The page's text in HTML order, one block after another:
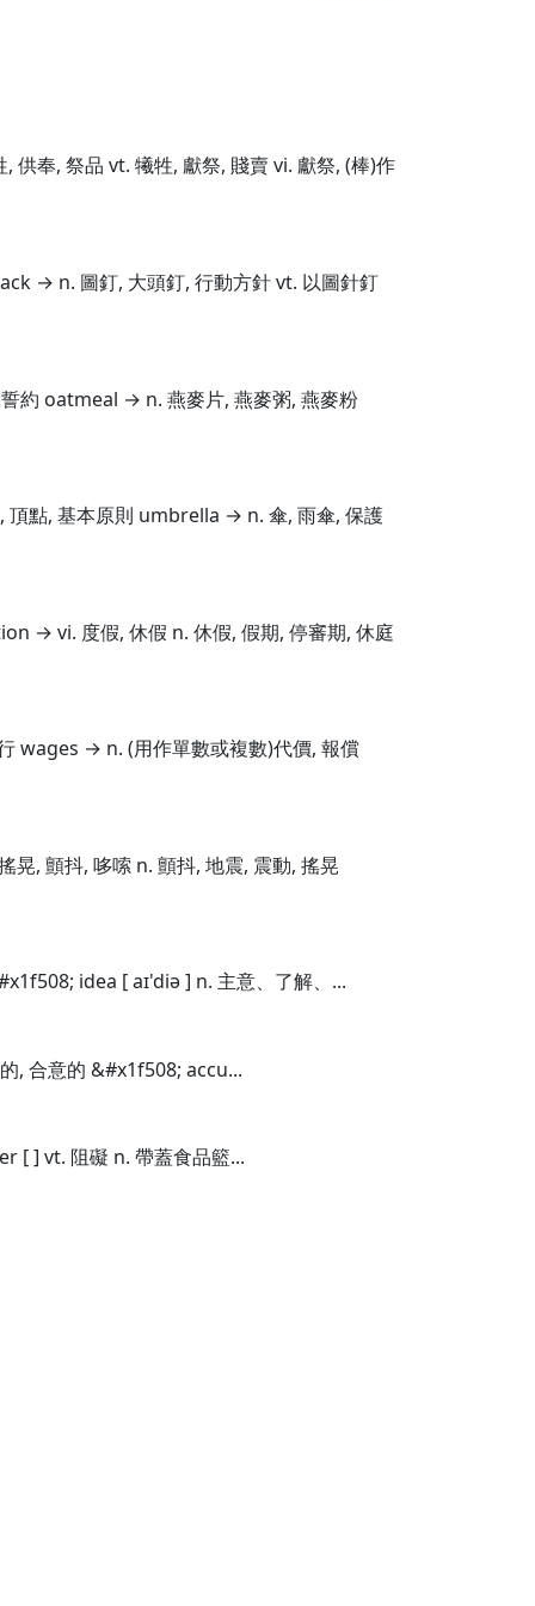
奉, 祭品 vt. 犧牲, 獻祭, 賤賣 vi. 獻祭, (棒)作
→ n. 圖釘, 大頭釘, 行動方針 vt. 以圖針釘
約 oatmeal → n. 燕麥片, 燕麥粥, 燕麥粉
點, 基本原則 umbrella → n. 傘, 雨傘, 保護
→ vi. 度假, 休假 n. 休假, 假期, 停審期, 休庭
wages → n. (用作單數或複數)代價, 報償
, 顫抖, 哆嗦 n. 顫抖, 地震, 震動, 搖晃
idea [ aɪ'diə ] n. 主意、了解、...
, 合意的 &#x1f508; accu...
[ ] vt. 阻礙 n. 帶蓋食品籃...